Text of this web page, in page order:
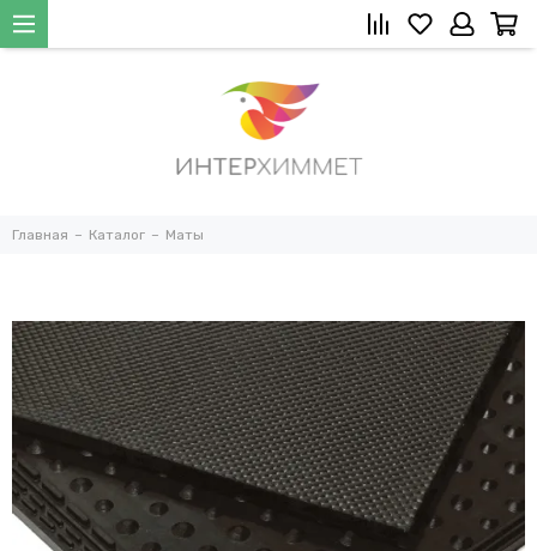
Главная Каталог Маты